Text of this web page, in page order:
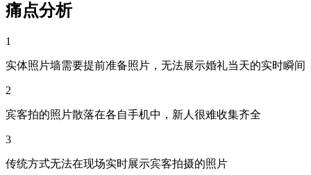
痛点分析
1
实体照片墙需要提前准备照片，无法展示婚礼当天的实时瞬间
2
宾客拍的照片散落在各自手机中，新人很难收集齐全
3
传统方式无法在现场实时展示宾客拍摄的照片